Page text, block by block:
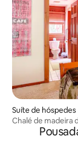
Suíte de
Chalé de madeira